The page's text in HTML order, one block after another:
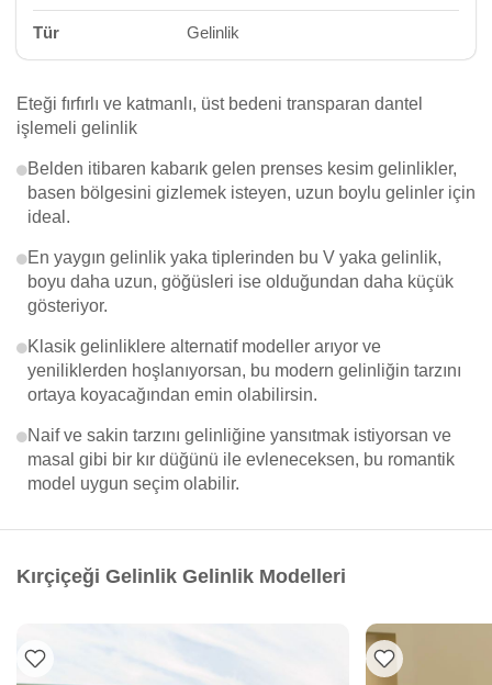
Tür Gelinlik
Eteği fırfırlı ve katmanlı, üst bedeni transparan dantel
işlemeli gelinlik
Belden itibaren kabarık gelen prenses kesim gelinlikler,
basen bölgesini gizlemek isteyen, uzun boylu gelinler için
ideal.
En yaygın gelinlik yaka tiplerinden bu V yaka gelinlik,
boyu daha uzun, göğüsleri ise olduğundan daha küçük
gösteriyor.
Klasik gelinliklere alternatif modeller arıyor ve
yeniliklerden hoşlanıyorsan, bu modern gelinliğin tarzını
ortaya koyacağından emin olabilirsin.
Naif ve sakin tarzını gelinliğine yansıtmak istiyorsan ve
masal gibi bir kır düğünü ile evleneceksen, bu romantik
model uygun seçim olabilir.
Kırçiçeği Gelinlik Gelinlik Modelleri